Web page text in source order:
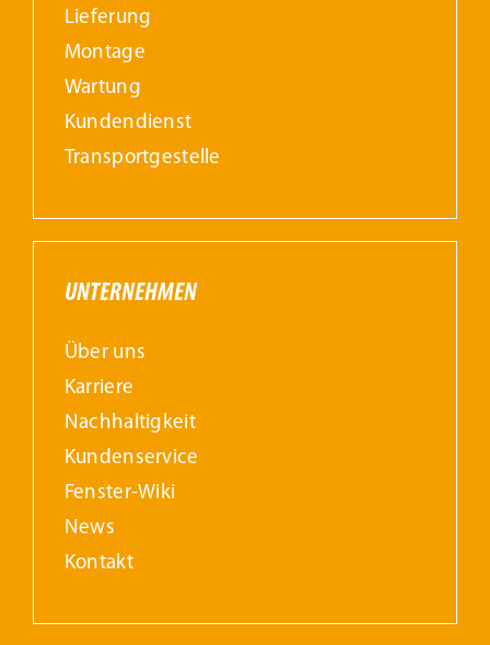
Lieferung
Montage
Wartung
Kundendienst
Transportgestelle
UNTERNEHMEN
Über uns
Karriere
Nachhaltigkeit
Kundenservice
Fenster-Wiki
News
Kontakt